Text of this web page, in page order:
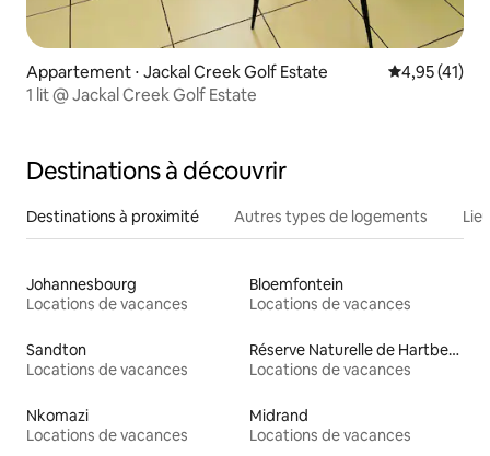
Appartement ⋅ Jackal Creek Golf Estate Évaluation
4,95 (41)
1 lit @ Jackal Creek Golf Estate
Destinations à découvrir
Destinations à proximité Autres types de logements
Johannesbourg
Locations de vacances
Bloemfontein
Locations de vacances
Sandton
Locations de vacances
Réserve Naturelle de Hartbeespoort
Locations de vacances
Nkomazi
Locations de vacances
Midrand
Locations de vacances